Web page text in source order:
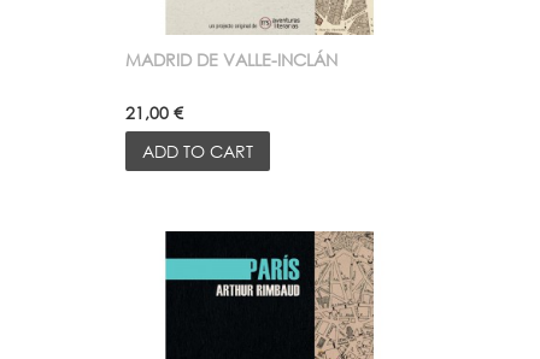
MADRID DE VALLE-INCLÁN
21,00 €
ADD TO CART